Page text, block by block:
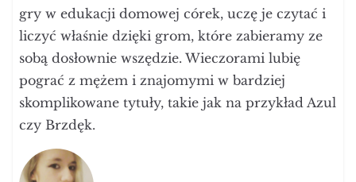
gry w edukacji domowej córek, uczę je czytać i
liczyć właśnie dzięki grom, które zabieramy ze
sobą dosłownie wszędzie. Wieczorami lubię
pograć z mężem i znajomymi w bardziej
skomplikowane tytuły, takie jak na przykład Azul
czy Brzdęk.